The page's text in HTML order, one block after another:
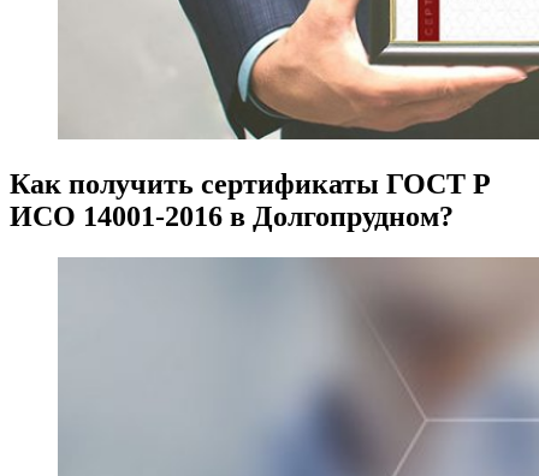
Как получить сертификаты ГОСТ Р
ИСО 14001-2016 в Долгопрудном?